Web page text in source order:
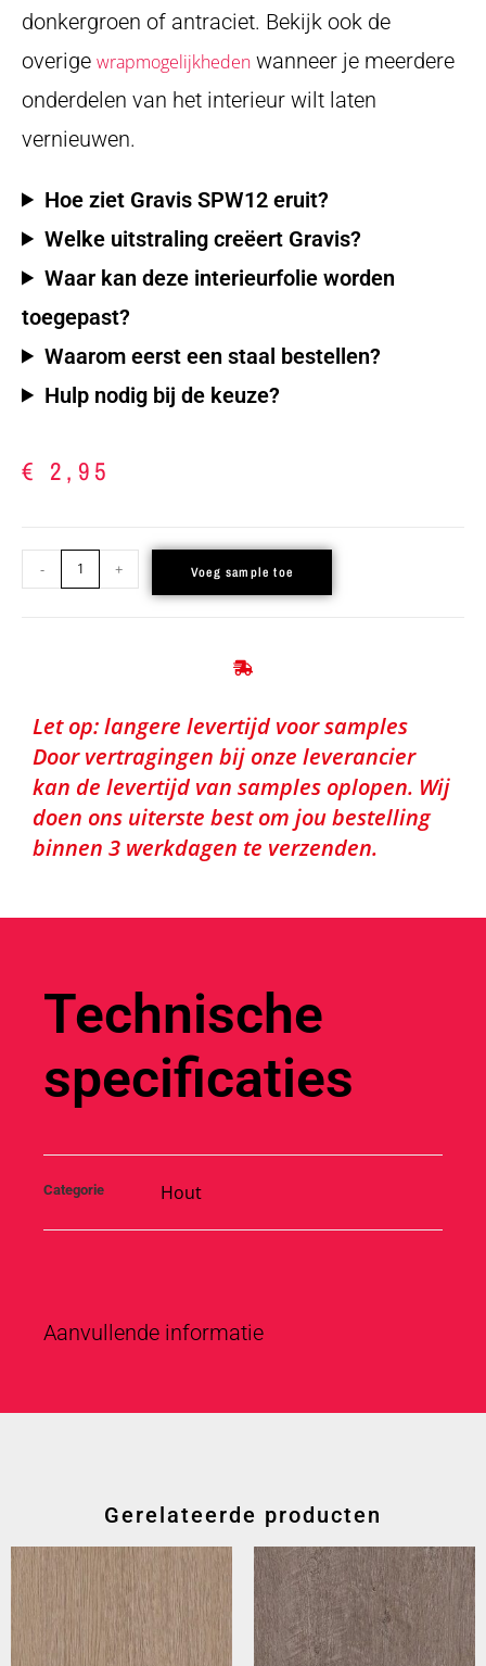
donkergroen of antraciet. Bekijk ook de
overige wrapmogelijkheden wanneer je meerdere
onderdelen van het interieur wilt laten
vernieuwen.
Hoe ziet Gravis SPW12 eruit?
Welke uitstraling creëert Gravis?
Waar kan deze interieurfolie worden
toegepast?
Waarom eerst een staal bestellen?
Hulp nodig bij de keuze?
€ 2,95
- + Voeg sample toe
Let op: langere levertijd voor samples
Door vertragingen bij onze leverancier
kan de levertijd van samples oplopen. Wij
doen ons uiterste best om jou bestelling
binnen 3 werkdagen te verzenden.
Technische
specificaties
Categorie Hout
Aanvullende informatie
Gerelateerde producten